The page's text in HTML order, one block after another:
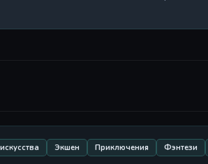
Экшен Приключения Фэнтези